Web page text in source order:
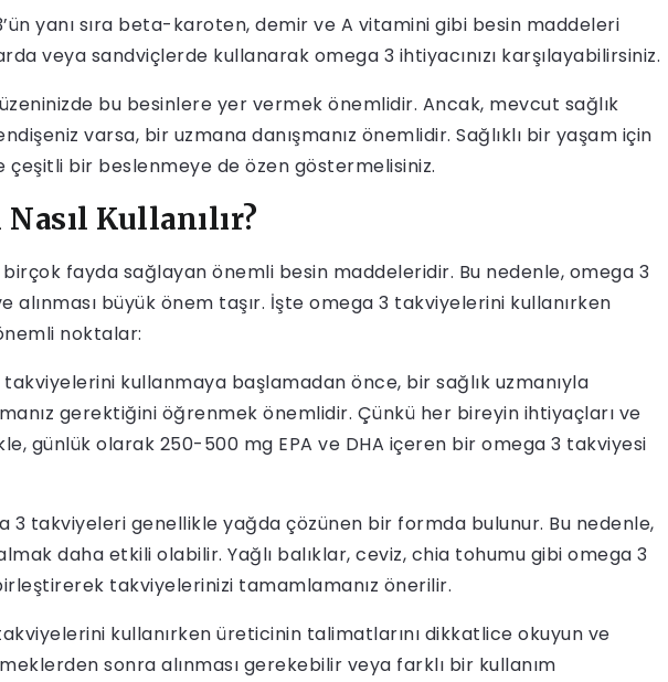
yanı sıra beta-karoten, demir ve A vitamini gibi besin maddeleri
veya sandviçlerde kullanarak omega 3 ihtiyacınızı karşılayabilirsiniz.
bu besinlere yer vermek önemlidir. Ancak, mevcut sağlık
varsa, bir uzmana danışmanız önemlidir. Sağlıklı bir yaşam için
çeşitli bir beslenmeye de özen göstermelisiniz.
Kullanılır?
fayda sağlayan önemli besin maddeleridir. Bu nedenle, omega 3
alınması büyük önem taşır. İşte omega 3 takviyelerini kullanırken
noktalar:
takviyelerini kullanmaya başlamadan önce, bir sağlık uzmanıyla
gerektiğini öğrenmek önemlidir. Çünkü her bireyin ihtiyaçları ve
günlük olarak 250-500 mg EPA ve DHA içeren bir omega 3 takviyesi
3 takviyeleri genellikle yağda çözünen bir formda bulunur. Bu nedenle,
daha etkili olabilir. Yağlı balıklar, ceviz, chia tohumu gibi omega 3
takviyelerinizi tamamlamanız önerilir.
kullanırken üreticinin talimatlarını dikkatlice okuyun ve
sonra alınması gerekebilir veya farklı bir kullanım